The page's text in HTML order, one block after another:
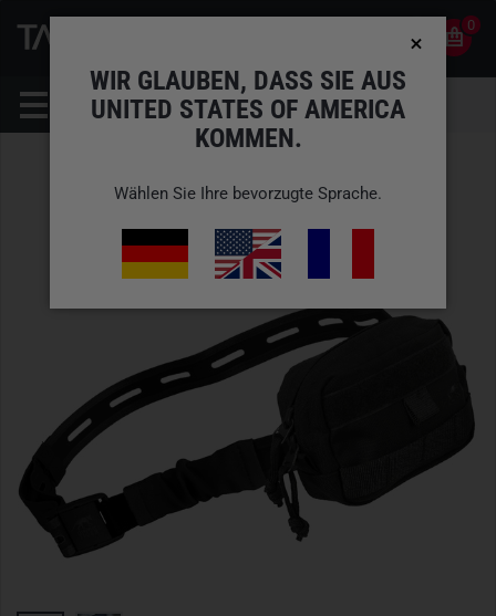
0
WIR GLAUBEN, DASS SIE AUS
UNITED STATES OF AMERICA
KOMMEN.
Wählen Sie Ihre bevorzugte Sprache.